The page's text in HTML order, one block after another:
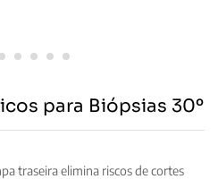
para Biópsias 30º
traseira elimina riscos de cortes